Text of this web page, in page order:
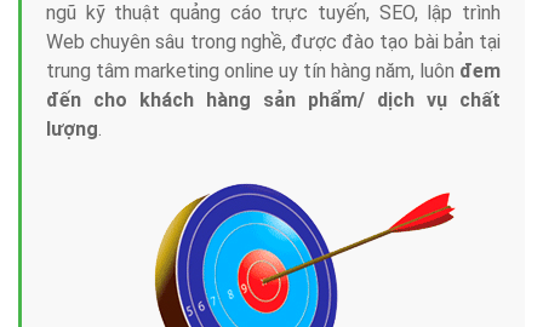
ngũ kỹ thuật quảng cáo trực tuyến, SEO, lập trình
Web chuyên sâu trong nghề, được đào tạo bài bản tại
trung tâm marketing online uy tín hàng năm, luôn đem
đến cho khách hàng sản phẩm/ dịch vụ chất
lượng.